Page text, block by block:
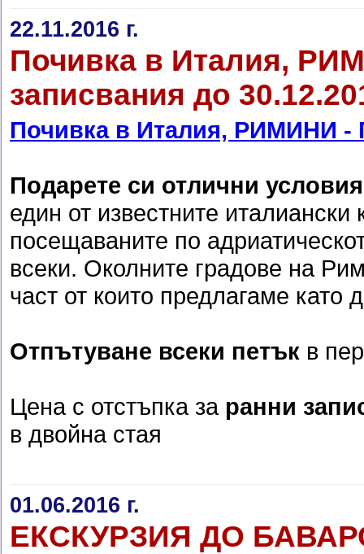
22.11.2016 г.
Почивка в Италия,
записвания до
Почивка в Италия, РИМИНИ -
Подарете си отлични
един от известните
посещаваните по
всеки. Околните градове на
част от които предлагаме като
Отпътуване всеки петък в
Цена с отстъпка за ранни
в двойна стая
01.06.2016 г.
ЕКСКУРЗИЯ ДО